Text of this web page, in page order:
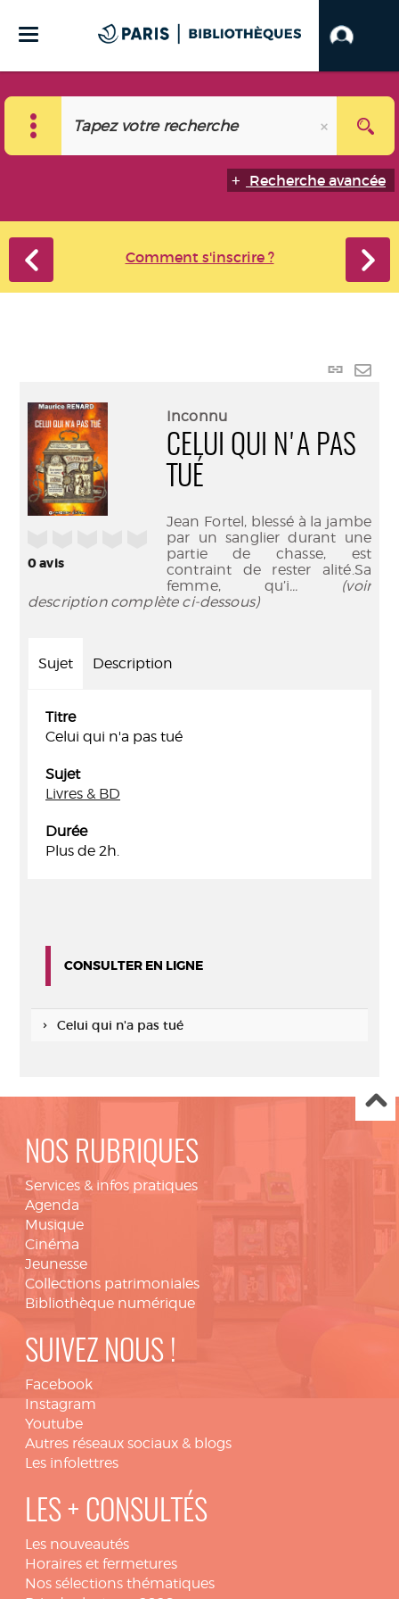
Recherche avancée
Comment s'inscrire ?
Lien
0avis
Inconnu
CELUI QUI N'A PAS
TUÉ
Jean Fortel, blessé à la jambe
par un sanglier durant une
partie de chasse, est
contraint de rester alité.Sa
femme, qu’i... (voir
description complète ci-dessous)
Sujet Description
Titre
Celui qui n'a pas tué
Sujet
Livres & BD
Durée
Plus de 2h.
CONSULTER EN LIGNE
Celui qui n'a pas tué
NOS RUBRIQUES
Services & infos pratiques
Agenda
Musique
Cinéma
Jeunesse
Collections patrimoniales
Bibliothèque numérique
SUIVEZ NOUS !
Facebook
Instagram
Youtube
Autres réseaux sociaux & blogs
Les infolettres
LES + CONSULTÉS
Les nouveautés
Horaires et fermetures
Nos sélections thématiques